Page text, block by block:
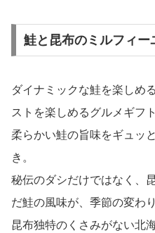
鮭と昆布のミルフィー
ダイナミックな鮭を楽しめ
ストを楽しめるグルメギフ
柔らかい鮭の旨味をギュッ
き。
秘伝のダシだけではなく、
だ鮭の風味が、季節の変わ
昆布独特のくさみがない北